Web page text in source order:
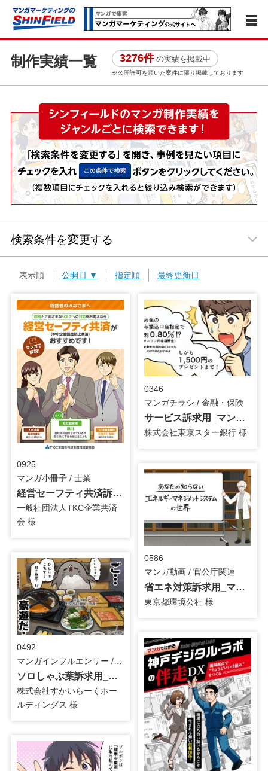
制作実績一覧 3276件 の実績を掲載中
※公開許可を頂いた案件に限り掲載しております
検索条件を変更する
表示順 公開日 ▼ 指定順 最終更新日
0925
マンガ小冊子 / 士業
経営セーフティ共済訴求用_第2弾_マンガ小冊子
一般社団法人TKC企業共済
会 様
0346
マンガチラシ / 金融・保険
サービス訴求用_マンガチラシ
株式会社東京スター銀行 様
0586
マンガ動画 / 官公庁関連
省エネ対策訴求用_マンガ動画
東京都環境公社 様
0492
マンガインフルエンサー / 食品
ソロしゃぶ葉訴求用_おぞねさん_インフルエンサーマンガ
株式会社すかいらーくホー
ルディングス 様